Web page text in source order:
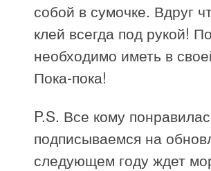
собой в сумочке. Вдруг
клей всегда под рукой!
необходимо иметь в
Пока-пока!
P.S. Все кому
подписываемся на
следующем году ждет